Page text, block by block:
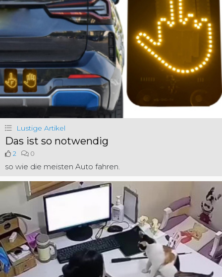
Lustige Artikel
Das ist so notwendig
2 0
so wie die meisten Auto fahren.